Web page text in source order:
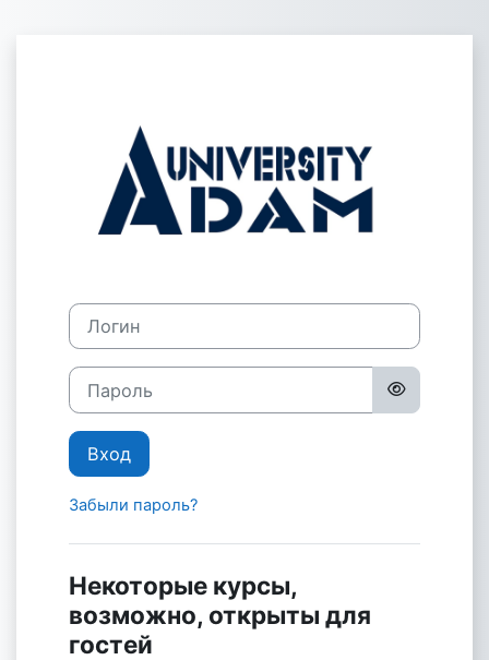
Логин
Пароль
Вход
Забыли пароль?
Некоторые курсы,
возможно, открыты для
гостей